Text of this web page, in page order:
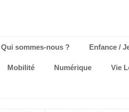
Qui sommes-nous ? Enfance /
Mobilité Numérique Vie